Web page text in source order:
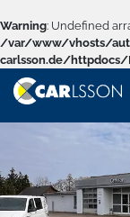
Warning: Undefined
/var/www/vhosts/
carlsson.de/httpdocs/